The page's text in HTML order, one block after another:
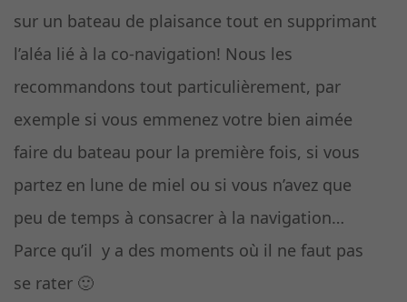
sur un bateau de plaisance tout en supprimant
l’aléa lié à la co-navigation! Nous les
recommandons tout particulièrement, par
exemple si vous emmenez votre bien aimée
faire du bateau pour la première fois, si vous
partez en lune de miel ou si vous n’avez que
peu de temps à consacrer à la navigation…
Parce qu’il y a des moments où il ne faut pas
se rater 🙂